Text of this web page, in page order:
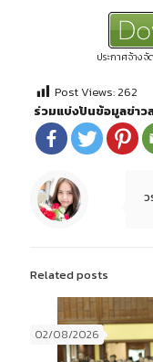
ประกาศจ้างจั
Post Views:262
ร่วมแบ่งปันข้อมูลข่าว
Related posts
02/08/2026